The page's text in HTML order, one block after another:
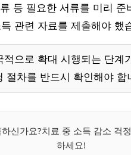
등 필요한 서류를 미리 준
관련 자료를 제출해야 했
으로 확대 시행되는 단계
절차를 반드시 확인해야 합
신가요?치료 중 소득 감소 걱
하세요!